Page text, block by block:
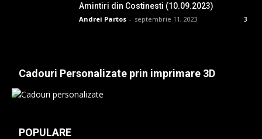
Amintiri din Costinesti (10.09.2023)
Andrei Partos - septembrie 11, 2023 3
Cadouri Personalizate prin imprimare 3D
POPULARE